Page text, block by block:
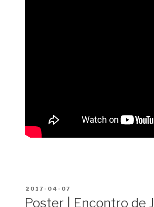
POSTED
2017-04-07
Poster | Encontro de